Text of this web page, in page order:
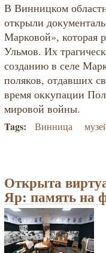
В Винницком
открыли
Марковой», которая
Ульмов. Их
созданию в селе
поляков, отдавших
время оккупации
мировой войны.
Tags: Винница
Открыта
Яр: память на